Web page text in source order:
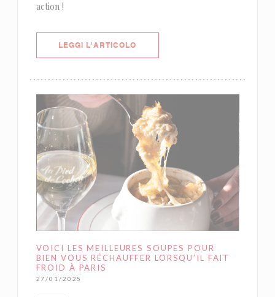
action !
LEGGI L'ARTICOLO
VOICI LES MEILLEURES SOUPES POUR
BIEN VOUS RÉCHAUFFER LORSQU’IL FAIT
FROID À PARIS
27/01/2025